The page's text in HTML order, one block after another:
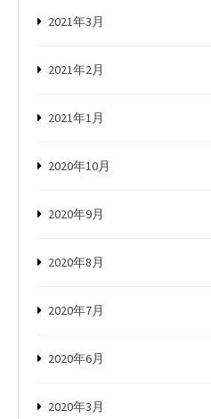
2021年3月
2021年2月
2021年1月
2020年10月
2020年9月
2020年8月
2020年7月
2020年6月
2020年3月